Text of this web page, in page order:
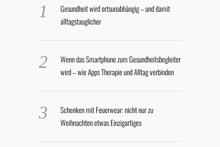
Gesundheit wird ortsunabhängig – und damit
alltagstauglicher
Wenn das Smartphone zum Gesundheitsbegleiter
wird – wie Apps Therapie und Alltag verbinden
Schenken mit Feuerwear: nicht nur zu
Weihnachten etwas Einzigartiges